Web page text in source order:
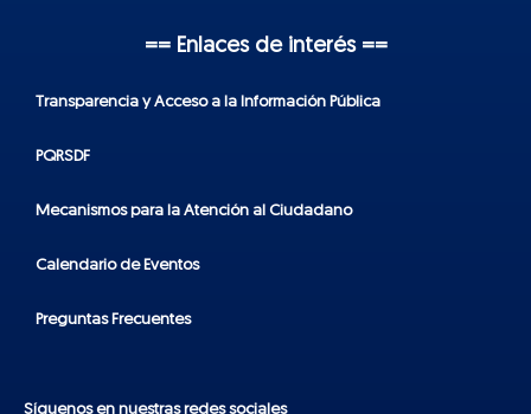
== Enlaces de interés ==
Transparencia y Acceso a la Información Pública
PQRSDF
Mecanismos para la Atención al Ciudadano
Calendario de Eventos
Preguntas Frecuentes
Síguenos en nuestras redes sociales